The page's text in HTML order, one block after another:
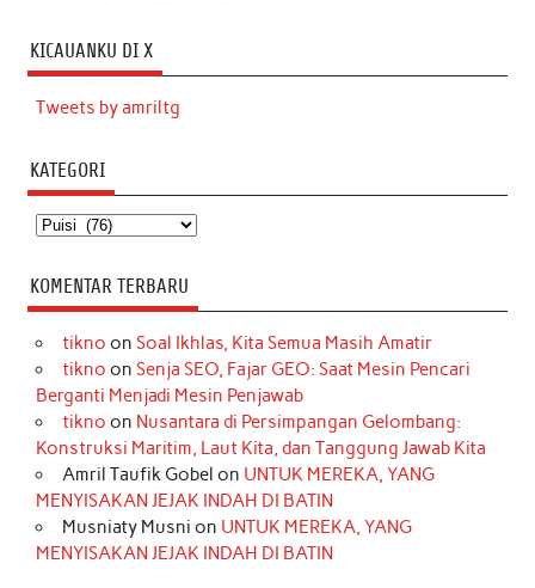
KICAUANKU DI X
Tweets by amriltg
KATEGORI
Kategori
KOMENTAR TERBARU
tikno on Soal Ikhlas, Kita Semua Masih Amatir
tikno on Senja SEO, Fajar GEO: Saat Mesin Pencari
Berganti Menjadi Mesin Penjawab
tikno on Nusantara di Persimpangan Gelombang:
Konstruksi Maritim, Laut Kita, dan Tanggung Jawab Kita
Amril Taufik Gobel on UNTUK MEREKA, YANG
MENYISAKAN JEJAK INDAH DI BATIN
Musniaty Musni on UNTUK MEREKA, YANG
MENYISAKAN JEJAK INDAH DI BATIN